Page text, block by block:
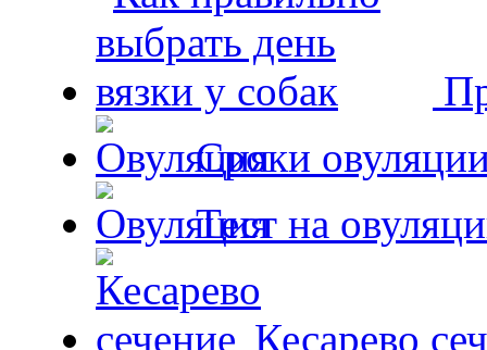
Сроки
Тест на
Кесарево